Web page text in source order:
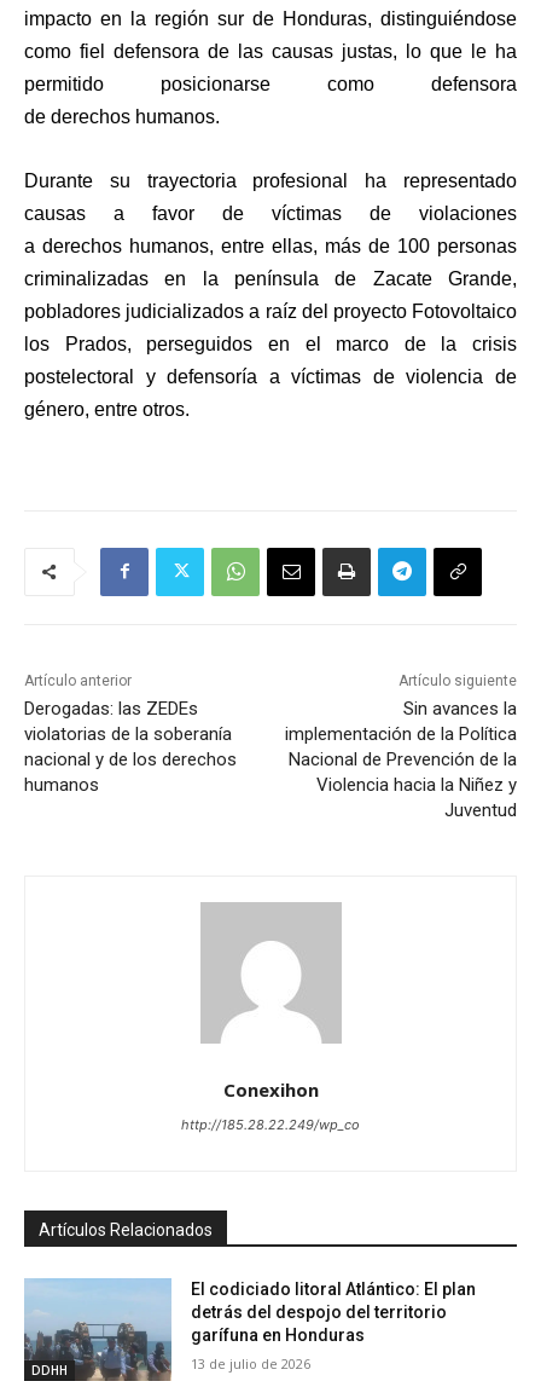
impacto en la región sur de Honduras, distinguiéndose
como fiel defensora de las causas justas, lo que le ha
permitido posicionarse como defensora
de derechos humanos.
Durante su trayectoria profesional ha representado
causas a favor de víctimas de violaciones
a derechos humanos, entre ellas, más de 100 personas
criminalizadas en la península de Zacate Grande,
pobladores judicializados a raíz del proyecto Fotovoltaico
los Prados, perseguidos en el marco de la crisis
postelectoral y defensoría a víctimas de violencia de
género, entre otros.
Artículo anterior
Derogadas: las ZEDEs
violatorias de la soberanía
nacional y de los derechos
humanos
Artículo siguiente
Sin avances la
implementación de la Política
Nacional de Prevención de la
Violencia hacia la Niñez y
Juventud
Conexihon
http://185.28.22.249/wp_co
Artículos Relacionados
DDHH
El codiciado litoral Atlántico: El plan
detrás del despojo del territorio
garífuna en Honduras
13 de julio de 2026